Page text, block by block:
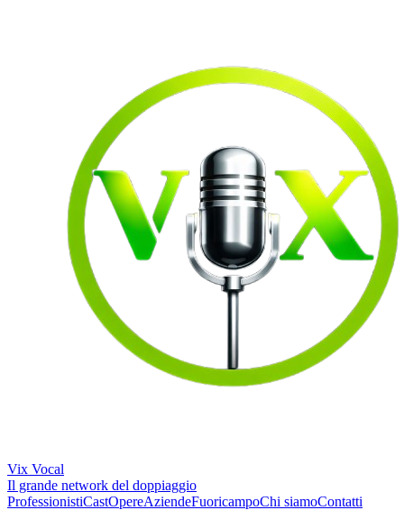
Vix Vocal
Il grande network del doppiaggio
ProfessionistiCastOpereAziendeFuoricampoChi siamoContatti